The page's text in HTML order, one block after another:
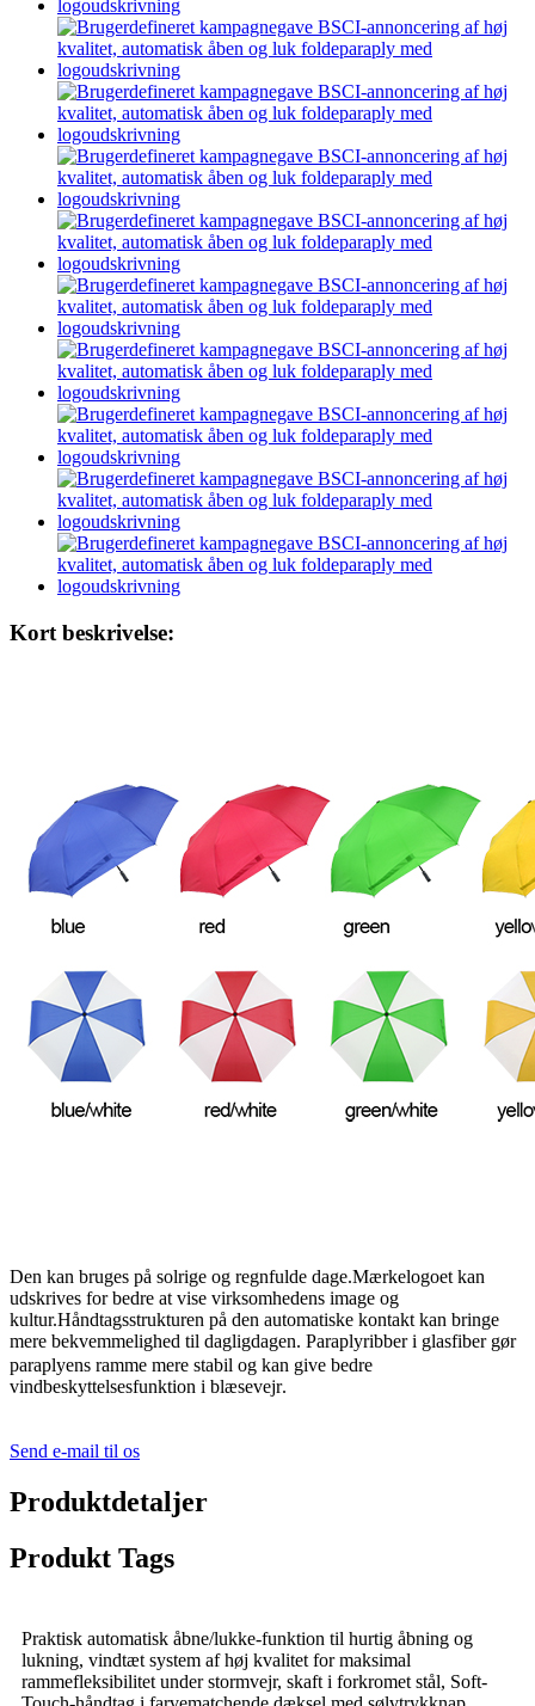
Kort beskrivelse:
Den kan bruges på solrige og regnfulde dage.Mærkelogoet kan
udskrives for bedre at vise virksomhedens image og
kultur.Håndtagsstrukturen på den automatiske kontakt kan bringe
mere bekvemmelighed til dagligdagen. Paraplyribber i glasfiber gør
paraplyens ramme mere stabil og kan give bedre
vindbeskyttelsesfunktion i blæsevejr.
Send e-mail til os
Produktdetaljer
Produkt Tags
Praktisk automatisk åbne/lukke-funktion til hurtig åbning og
lukning, vindtæt system af høj kvalitet for maksimal
rammefleksibilitet under stormvejr, skaft i forkromet stål, Soft-